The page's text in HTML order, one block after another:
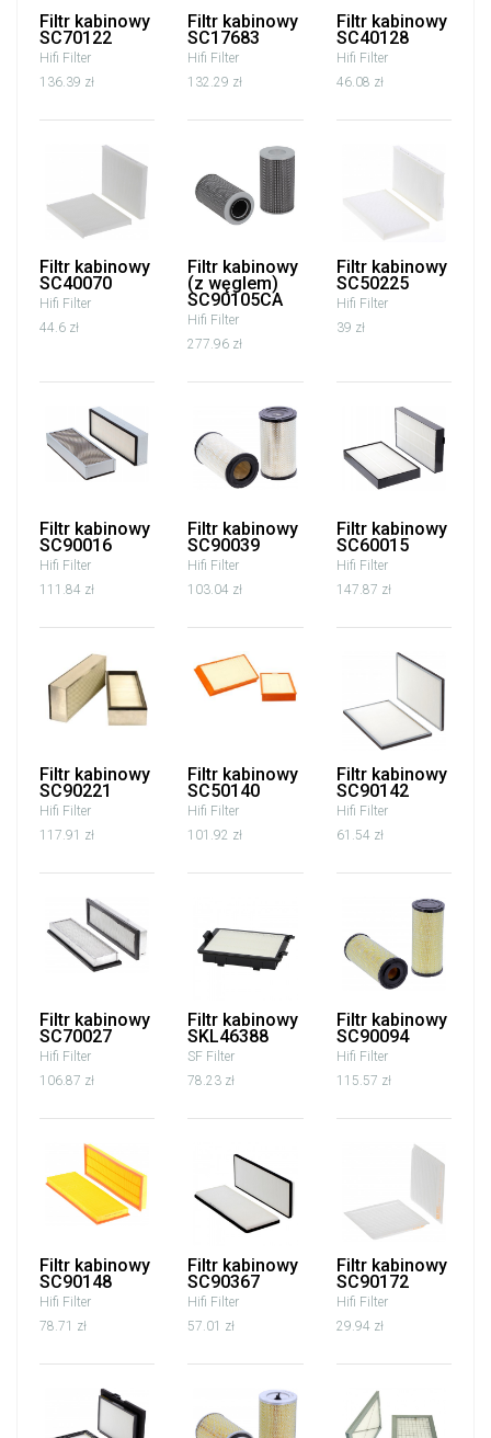
Filtr kabinowy
SC70122
Hifi Filter
136.39 zł
Filtr kabinowy
SC17683
Hifi Filter
132.29 zł
Filtr kabinowy
SC40128
Hifi Filter
46.08 zł
Filtr kabinowy
SC40070
Hifi Filter
44.6 zł
Filtr kabinowy
(z węglem)
SC90105CA
Hifi Filter
277.96 zł
Filtr kabinowy
SC50225
Hifi Filter
39 zł
Filtr kabinowy
SC90016
Hifi Filter
111.84 zł
Filtr kabinowy
SC90039
Hifi Filter
103.04 zł
Filtr kabinowy
SC60015
Hifi Filter
147.87 zł
Filtr kabinowy
SC90221
Hifi Filter
117.91 zł
Filtr kabinowy
SC50140
Hifi Filter
101.92 zł
Filtr kabinowy
SC90142
Hifi Filter
61.54 zł
Filtr kabinowy
SC70027
Hifi Filter
106.87 zł
Filtr kabinowy
SKL46388
SF Filter
78.23 zł
Filtr kabinowy
SC90094
Hifi Filter
115.57 zł
Filtr kabinowy
SC90148
Hifi Filter
78.71 zł
Filtr kabinowy
SC90367
Hifi Filter
57.01 zł
Filtr kabinowy
SC90172
Hifi Filter
29.94 zł